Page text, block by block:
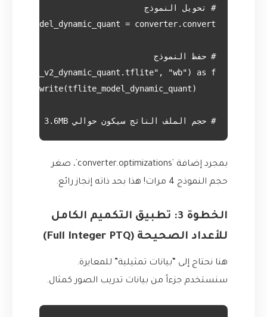
# حجم الملف الناتج سيكون حوالي 3.6MB (أصغر بـ 4 مرات!)
بمجرد إضافة `converter.optimizations`، صغر
حجم النموذج 4 مرات! هذا بحد ذاته إنجاز رائع.
الخطوة 3: تطبيق التكميم الكامل
للأعداد الصحيحة (Full Integer PTQ)
هنا نحتاج إلى “بيانات تمثيلية” للمعايرة.
سنستخدم جزءاً من بيانات تدريب الصور كمثال.